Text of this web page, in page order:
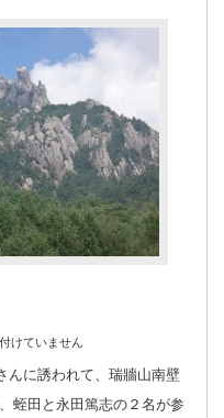
けていません
んに誘われて、瑞牆山南壁
蛭田と永田篤志の２名が参